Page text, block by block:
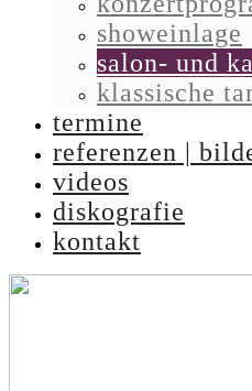
showeinlage
salon- und
klassische
termine
referenzen |
videos
diskografie
kontakt